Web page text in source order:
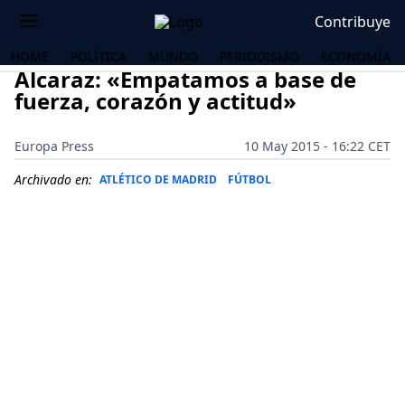
Contribuye
HOME POLÍTICA MUNDO PERIODISMO ECONOMÍA
Alcaraz: «Empatamos a base de
fuerza, corazón y actitud»
Europa Press
10 May 2015 - 16:22 CET
Archivado en: ATLÉTICO DE MADRID FÚTBOL